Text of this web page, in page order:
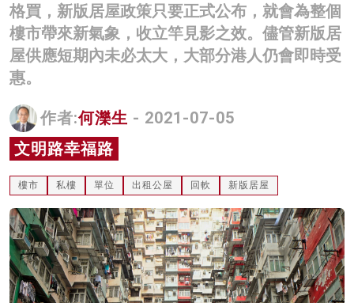
科技
影片
灼見活動
關於我們
格買，新版居屋政策只要正式公布，就會為整個
樓市帶來新氣象，收立竿見影之效。儘管新版居
屋供應短期內未必太大，大部分港人仍會即時受
惠。
作者:何濼生 - 2021-07-05
文明路幸福路
樓市 私樓 單位 出租公屋 回軟 新版居屋